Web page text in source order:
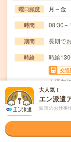
曜日頻度 月～金
時間 08:30
期間 長期で
時給 時給
交通
交通費
仕事内容
金属製
どを外
応募資格
職種未
◆未経
で気軽
大人気！
エン派遣
派遣のお仕事